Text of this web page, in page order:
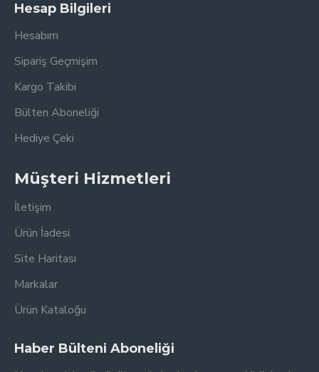
Hesap Bilgileri
Hesabım
Sipariş Geçmişim
Kargo Takibi
Bülten Aboneliği
Hediye Çeki
Müşteri Hizmetleri
İletişim
Ürün İadesi
Site Haritası
Markalar
Ürün Kataloğu
Haber Bülteni Aboneliği